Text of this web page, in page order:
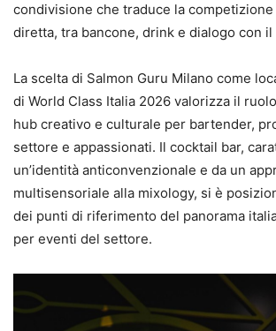
condivisione che traduce la
diretta, tra bancone, drink e dialogo con
La scelta di Salmon Guru Milano come
di World Class Italia 2026 valorizza il
hub creativo e culturale per bartender,
settore e appassionati. Il cocktail bar,
un’identità anticonvenzionale e da un
multisensoriale alla mixology, si è
dei punti di riferimento del panorama
per eventi del settore.